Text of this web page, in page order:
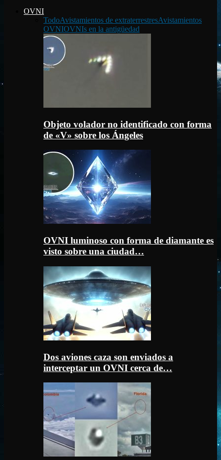
OVNI
TodoAvistamientos de extraterrestresAvistamientos
OVNIOVNIs en la antigüedad
Objeto volador no identificado con forma
de «V» sobre los Ángeles
OVNI luminoso con forma de diamante es
visto sobre una ciudad…
Dos aviones caza son enviados a
interceptar un OVNI cerca de…